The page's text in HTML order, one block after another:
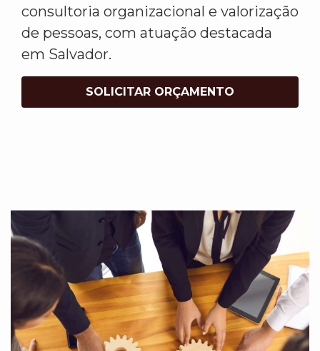
consultoria organizacional e valorização
de pessoas, com atuação destacada
em Salvador.
SOLICITAR ORÇAMENTO